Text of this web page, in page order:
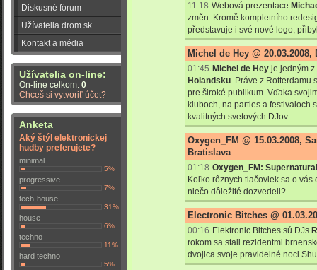
Diskusné fórum
Užívatelia drom.sk
Kontakt a média
Užívatelia on-line:
On-line celkom: 0
Chceš si vytvoriť účet?
Anketa
Aký štýl elektronickej
hudby preferujete?
minimal
5%
progressive
7%
tech-house
31%
house
6%
techno
11%
hard techno
5%
11:18 Webová prezentace
změn. Kromě kompletního
představuje i své nové logo,
Michel de Hey @
01:45 Michel de Hey je jedným
Holandsku. Práve z Rotterdamu
pre široké publikum. Vďaka
kluboch, na parties a festivaloch
kvalitných svetových DJov.
Oxygen_FM @ 15.03.2008,
Bratislava
01:18 Oxygen_FM:
Koľko rôznych tlačoviek sa o vás
niečo dôležité dozvedeli?..
Electronic Bitches @
00:16 Elektronic Bitches sú DJs
rokom sa stali rezidentmi
dvojica svoje pravidelné noci